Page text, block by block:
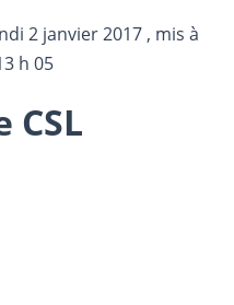
2 janvier 2017 , mis à
h 05